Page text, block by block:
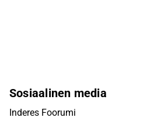
Sosiaalinen media
Inderes Foorumi